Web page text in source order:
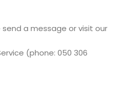
a message or visit our
(phone: 050 306